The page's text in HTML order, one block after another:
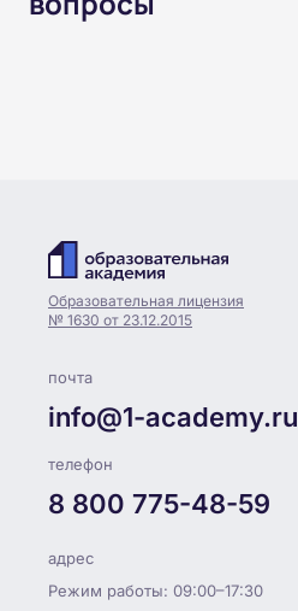
Образовательная лицензия
№ 1630 от 23.12.2015
почта
info@1-academy.ru
телефон
8 800 775-48-59
адрес
Режим работы: 09:00–17:30